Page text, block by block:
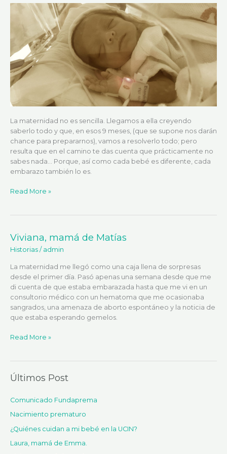
La maternidad no es sencilla. Llegamos a ella creyendo
saberlo todo y que, en esos 9 meses, (que se supone nos darán
chance para prepararnos), vamos a resolverlo todo; pero
resulta que en el camino te das cuenta que prácticamente no
sabes nada… Porque, así como cada bebé es diferente, cada
embarazo también lo es.
Emma.
Read More »
Viviana, mamá de Matías
Historias / admin
La maternidad me llegó como una caja llena de sorpresas
desde el primer día. Pasó apenas una semana desde que me
di cuenta de que estaba embarazada hasta que me vi en un
consultorio médico con un hematoma que me ocasionaba
sangrados, una amenaza de aborto espontáneo y la noticia de
que estaba esperando gemelos.
Viviana,
mamá
Matías
Read More »
Últimos Post
Comunicado Fundaprema
Nacimiento prematuro
¿Quiénes cuidan a mi bebé en la UCIN?
Laura, mamá de Emma.